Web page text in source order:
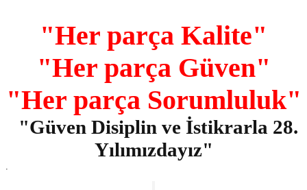
"Her parça Kalite"
"Her parça Güven"
"Her parça Sorumluluk"
"Güven Disiplin ve İstikrarla 28.
Yılımızdayız"
.